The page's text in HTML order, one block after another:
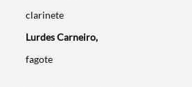
clarinete
Lurdes Carneiro,
fagote